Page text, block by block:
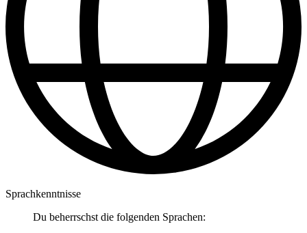
Sprachkenntnisse
Du beherrschst die folgenden Sprachen: